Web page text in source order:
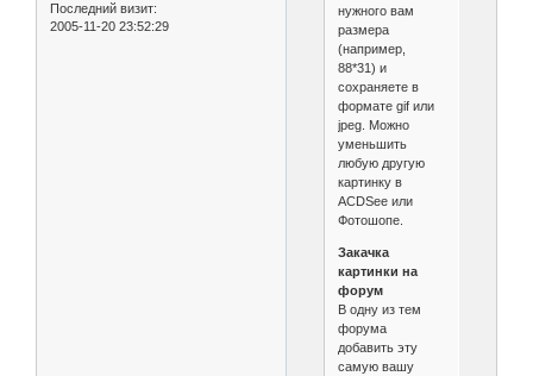
Последний визит:
2005-11-20 23:52:29
нужного вам
размера
(например,
88*31) и
сохраняете в
формате gif или
jpeg. Можно
уменьшить
любую другую
картинку в
ACDSee или
Фотошопе.
Закачка
картинки на
форум
В одну из тем
форума
добавить эту
самую вашу